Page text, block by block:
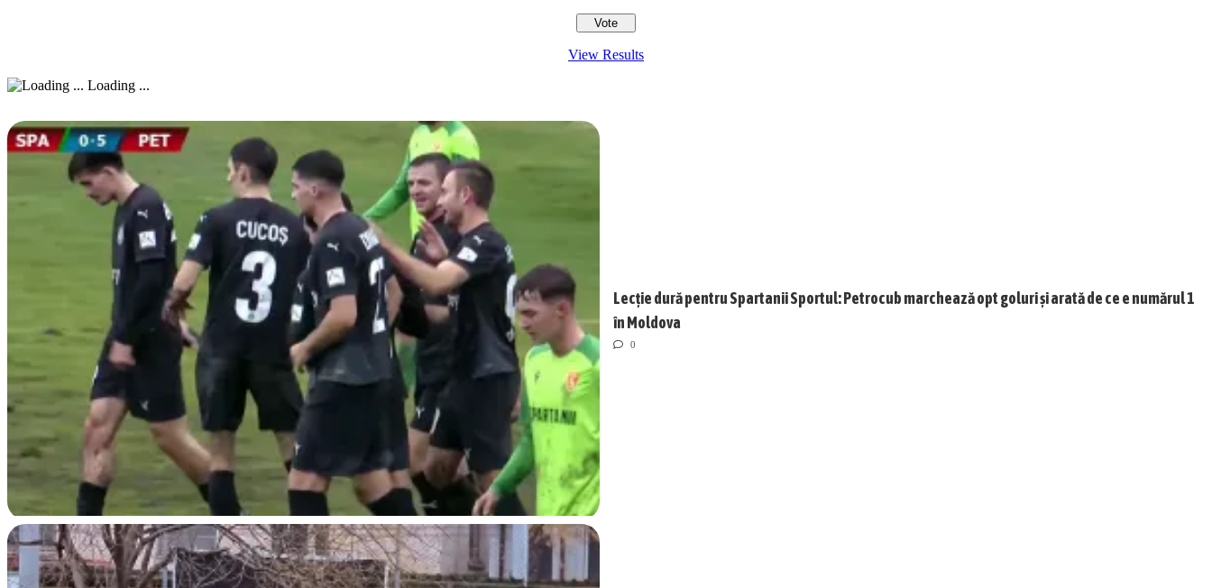
View Results
Loading ...
Lecție dură pentru Spartanii Sportul: Petrocub marchează opt goluri și arată de ce e numărul 1
în Moldova
0